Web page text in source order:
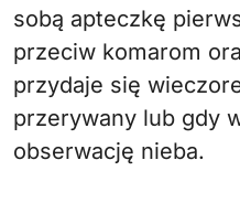
sobą apteczkę
przeciw komarom
przydaje się
przerywany lub gdy
obserwację nieba.